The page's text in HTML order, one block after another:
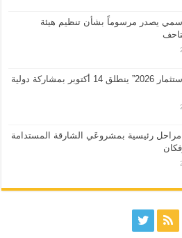
يصدر مرسوماً بشأن تنظيم هيئة
“الشارقة للاستثمار 2026” ينطلق 14 أكتوبر بمشاركة دولية
رئيسية بمشروعَي الشارقة المستدامة